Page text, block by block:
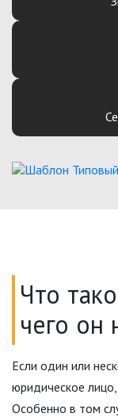
Что
чего он
Если один или
юридическое
Особенно в том